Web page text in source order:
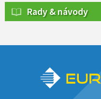
Rady & návody